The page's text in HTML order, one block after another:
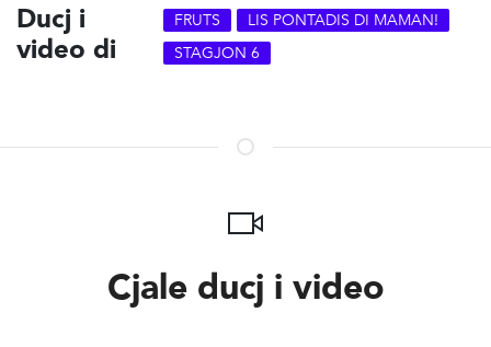
Ducj i
video di
FRUTS
LIS PONTADIS DI MAMAN!
STAGJON 6
Cjale ducj i video